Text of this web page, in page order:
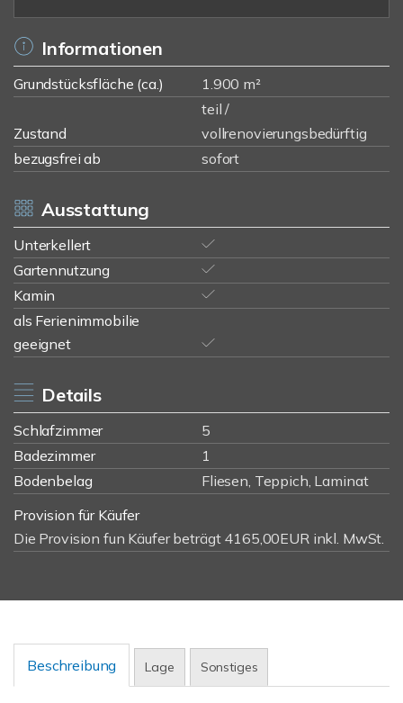
Informationen
Grundstücksfläche (ca.) 1.900 m²
Zustand
teil /
vollrenovierungsbedürftig
bezugsfrei ab
sofort
Ausstattung
Unterkellert
Gartennutzung
Kamin
als Ferienimmobilie
geeignet
Details
Schlafzimmer
5
Badezimmer
1
Bodenbelag
Fliesen, Teppich, Laminat
Provision für Käufer
Die Provision fun Käufer beträgt 4165,00EUR inkl. MwSt.
Beschreibung Lage Sonstiges